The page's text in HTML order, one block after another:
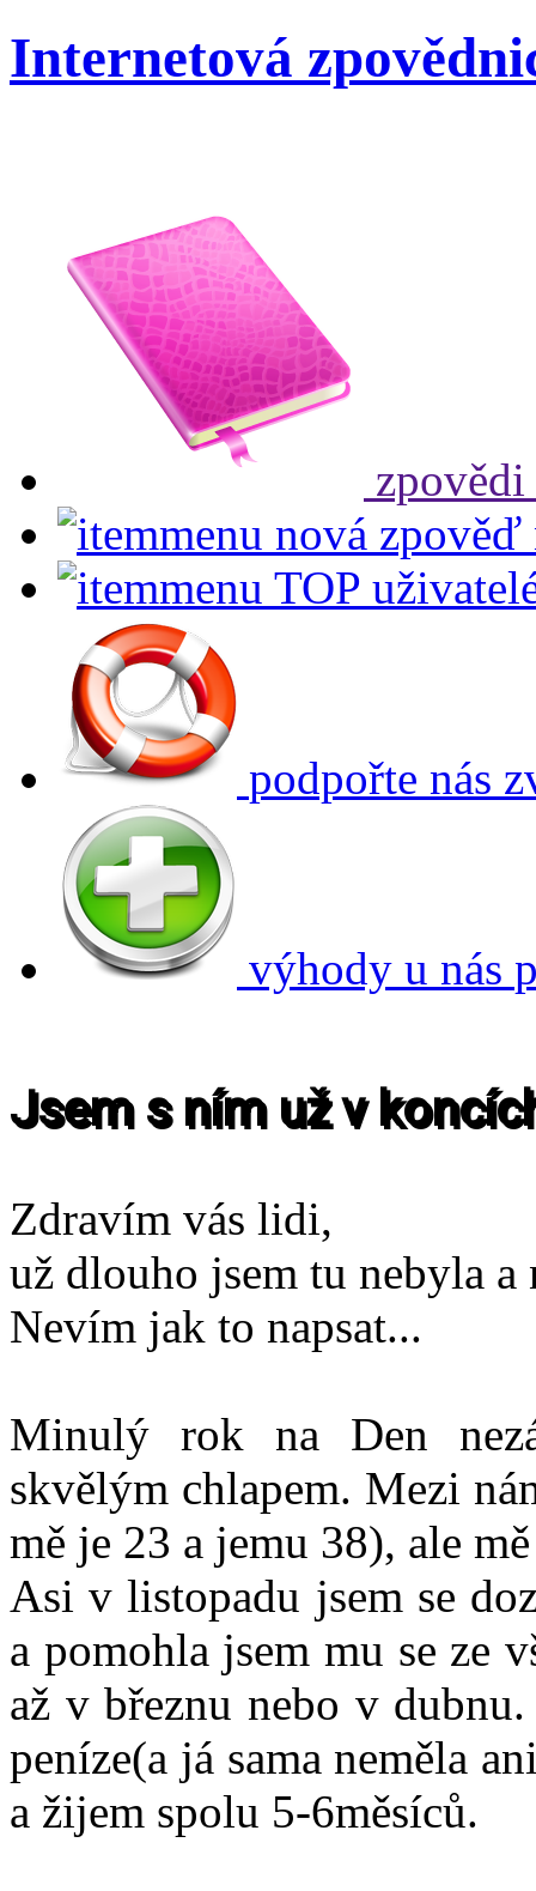
Internetová
zpovědi
nová zpověď
TOP
podpořte nás
výhody u nás
Jsem s ním už v
Zdravím vás lidi,
už dlouho jsem tu nebyla a
Nevím jak to napsat...
Minulý rok na Den
skvělým chlapem. Mezi
mě je 23 a jemu 38), ale
Asi v listopadu jsem se
a pomohla jsem mu se ze
až v březnu nebo v
peníze(a já sama neměla
a žijem spolu 5-6měsíců.